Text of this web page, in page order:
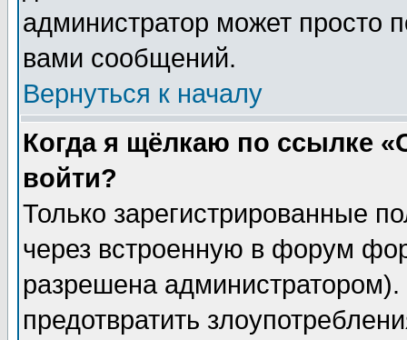
администратор может просто
вами сообщений.
Вернуться к началу
Когда я щёлкаю по ссылке
войти?
Только зарегистрированные
через встроенную в форум
разрешена
предотвратить